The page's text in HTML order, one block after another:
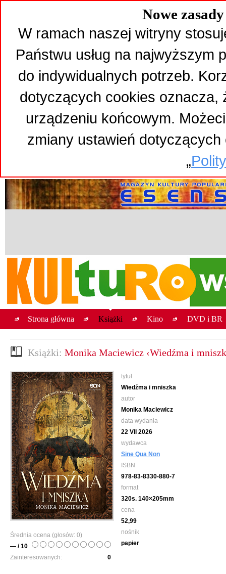
Nowe
W ramach naszej witryny
Państwu usług na najwyższym
do indywidualnych potrzeb.
dotyczących cookies oznacza,
urządzeniu końcowym.
zmiany ustawień
„
Strona główna Książki Kino DVD i BR
Książki: Monika Maciewicz ‹Wiedźma i
Średnia ocena (głosów: 0)
— / 10
0
Zainteresowanych:
tytuł
Wiedźma i mniszka
autor
Monika Maciewicz
data wydania
22 VII 2026
wydawca
Sine Qua Non
ISBN
978-83-8330-880-7
format
320s. 140×205mm
cena
52,99
nośnik
papier